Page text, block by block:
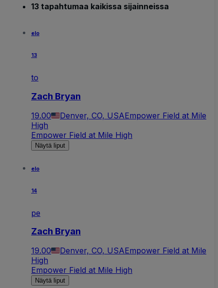
13 tapahtumaa kaikissa sijainneissa
elo
13
to
Zach Bryan
19.00 Denver, CO, USAEmpower Field at Mile
High
Empower Field at Mile High
Näytä liput
elo
14
pe
Zach Bryan
19.00 Denver, CO, USAEmpower Field at Mile
High
Empower Field at Mile High
Näytä liput